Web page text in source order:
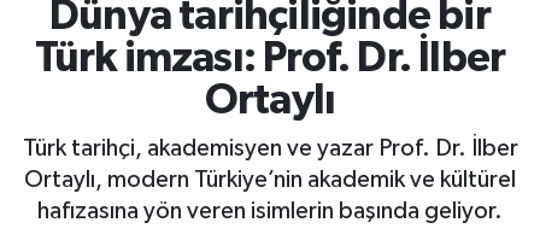
Dünya tarihçiliğinde bir
Türk imzası: Prof. Dr. İlber
Ortaylı
Türk tarihçi, akademisyen ve yazar Prof. Dr. İlber
Ortaylı, modern Türkiye’nin akademik ve kültürel
hafızasına yön veren isimlerin başında geliyor.
ONİKİŞUBAT
Künye
Süper Lig Puan Durumu ve Fikstür
Tüm Manşetler
Son Dakika Haberleri
Haber Arşivi